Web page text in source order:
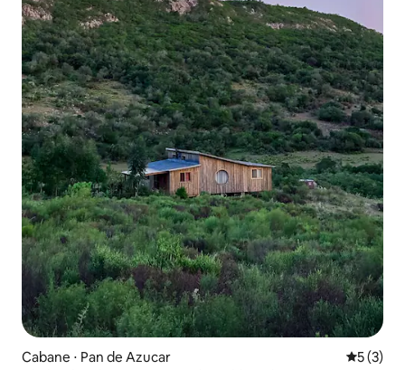
Cabane ⋅ Pan de Azucar
5 (3)